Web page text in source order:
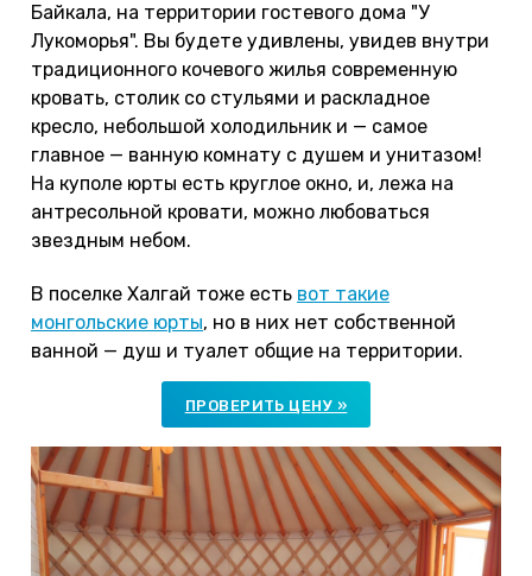
Байкала, на территории гостевого дома "У
Лукоморья". Вы будете удивлены, увидев внутри
традиционного кочевого жилья современную
кровать, столик со стульями и раскладное
кресло, небольшой холодильник и — самое
главное — ванную комнату с душем и унитазом!
На куполе юрты есть круглое окно, и, лежа на
антресольной кровати, можно любоваться
звездным небом.
В поселке Халгай тоже есть вот такие
монгольские юрты, но в них нет собственной
ванной — душ и туалет общие на территории.
ПРОВЕРИТЬ ЦЕНУ »